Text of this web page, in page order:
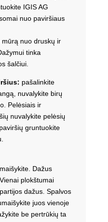
IGIS AG
nuo paviršiaus
mūrą nuo druskų ir
tinka
šalčiui.
pašalinkite
nuvalykite birų
Pelėsiais ir
nuvalykite pelėsių
gruntuokite
Dažus
plokštumai
dažus. Spalvos
juos vienoje
be pertrūkių ta